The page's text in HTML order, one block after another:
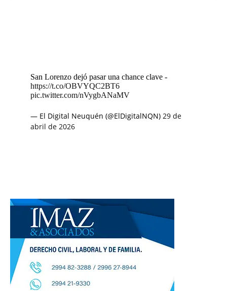
San Lorenzo dejó pasar una chance clave -
https://t.co/OBVYQC2BT6
pic.twitter.com/nVygbANaMV
— El Digital Neuquén (@ElDigitalNQN) 29 de
abril de 2026